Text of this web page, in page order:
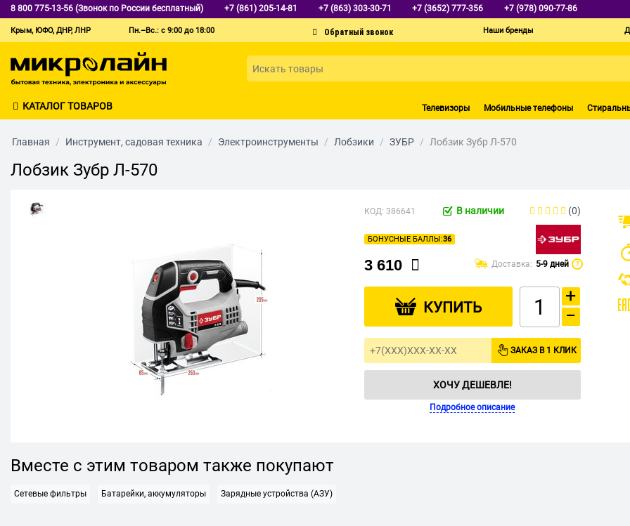
8 800 775-13-56 (Звонок по России бесплатный) +7 (861) 205-14-81 +7 (863) 303-30-71 +7 (3652) 777-356 +7 (978) 090-77-86
Крым, ЮФО, ДНР, ЛНР Пн.–Вс.: с 9:00 до 18:00 Наши бренды
КАТАЛОГ ТОВАРОВ Телевизоры Мобильные телефоны
Главная / Инструмент, садовая техника / Электроинструменты / Лобзики / ЗУБР / Лобзик Зубр Л-570
Лобзик Зубр Л-570
КОД: 386641 В наличии (0)
БОНУСНЫЕ БАЛЛЫ:36
3 610 Доставка: 5-9 дней ?
КУПИТЬ
+
−
ЗАКАЗ В 1 КЛИК
ХОЧУ ДЕШЕВЛЕ!
Подробное описание
Вместе с этим товаром также покупают
Сетевые фильтры Батарейки, аккумуляторы Зарядные устройства (АЗУ)